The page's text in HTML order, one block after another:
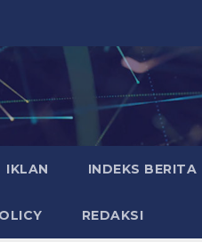
IKLAN INDEKS BERITA
REDAKSI